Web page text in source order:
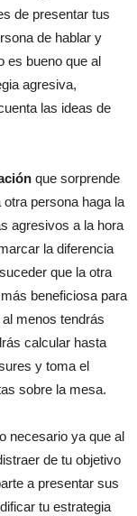
de presentar tus
de hablar y
es bueno que al
agresiva,
las ideas de
que sorprende
persona haga la
agresivos a la hora
la diferencia
que la otra
beneficiosa para
menos tendrás
calcular hasta
y toma el
sobre la mesa.
necesario ya que al
de tu objetivo
a presentar sus
tu estrategia